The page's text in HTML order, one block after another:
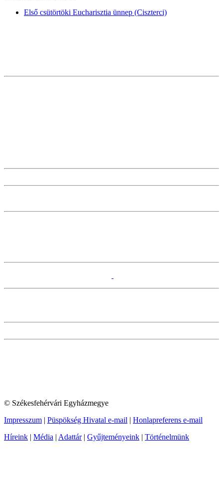
Első csütörtöki Eucharisztia ünnep (Ciszterci)
© Székesfehérvári Egyházmegye
Impresszum | Püspökség Hivatal e-mail | Honlapreferens e-mail
Híreink | Média | Adattár| Gyűjteményeink | Történelmünk